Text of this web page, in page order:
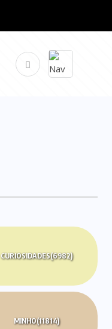
CURIOSIDADES(6982)
MINHO(11814)